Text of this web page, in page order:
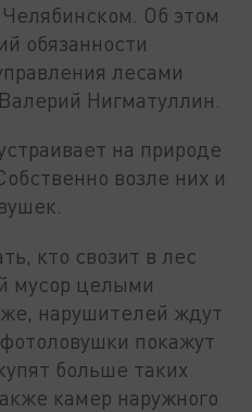
Об этом
обязанности
лесами
Нигматуллин.
на природе
возле них и
кто свозит в лес
мусор целыми
нарушителей ждут
покажут
больше таких
камер наружного